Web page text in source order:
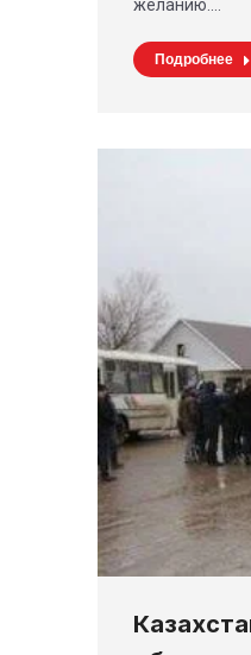
желанию.…
Подробнее